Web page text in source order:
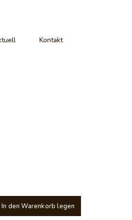
Kontakt
In den Warenkorb legen